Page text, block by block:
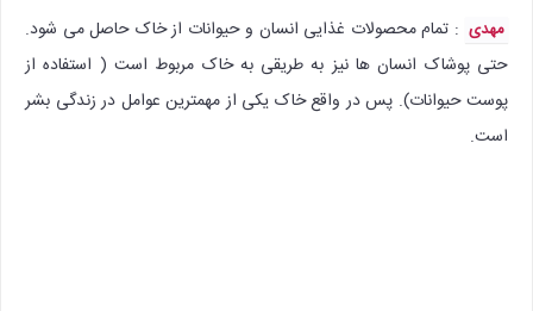
مهدی : تمام محصولات غذایی انسان و حیوانات از خاک حاصل می شود.
حتی پوشاک انسان ها نیز به طریقی به خاک مربوط است ( استفاده از
پوست حیوانات). پس در واقع خاک یکی از مهمترین عوامل در زندگی بشر
است.